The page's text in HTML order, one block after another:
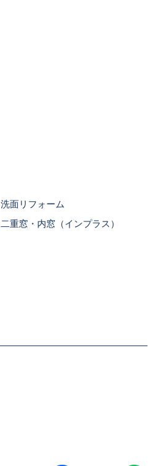
洗面リフォーム
二重窓・内窓（インプラス）